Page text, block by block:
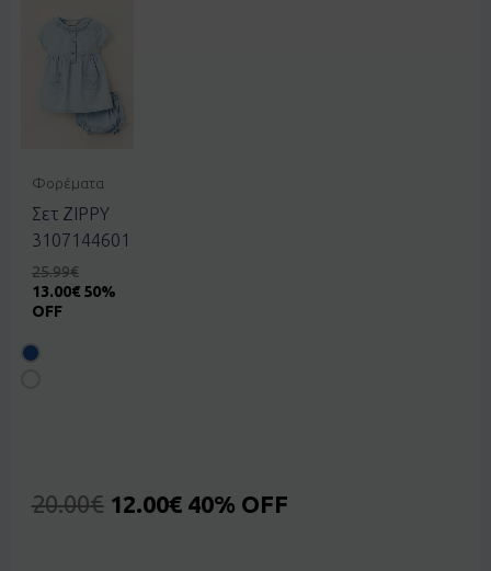
Φορέματα
Σετ ZIPPY
3107144601
25.99€
13.00€ 50%
OFF
20.00€ 12.00€ 40% OFF